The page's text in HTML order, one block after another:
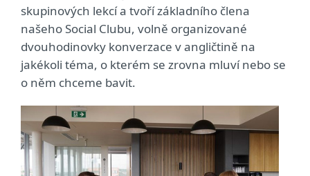
skupinových lekcí a tvoří základního člena
našeho Social Clubu, volně organizované
dvouhodinovky konverzace v angličtině na
jakékoli téma, o kterém se zrovna mluví nebo se
o něm chceme bavit.